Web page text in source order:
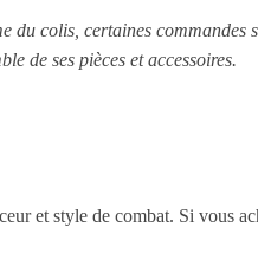
colis, certaines commandes
de ses pièces et accessoires.
et style de combat. Si vous